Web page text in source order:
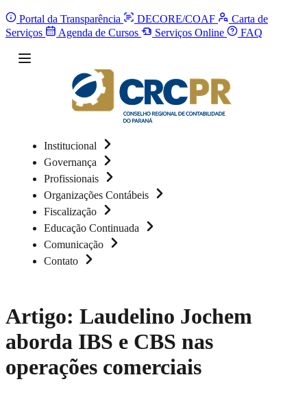
Portal da Transparência DECORE/COAF
Carta de
Serviços
Agenda de Cursos Serviços Online FAQ
Institucional
Governança
Profissionais
Organizações Contábeis
Fiscalização
Educação Continuada
Comunicação
Contato
Artigo: Laudelino Jochem
aborda IBS e CBS nas
operações comerciais